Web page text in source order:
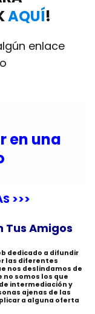
AQUÍ!
enlace
en una
>>>
Tus Amigos
dedicado a difundir
las diferentes
nos deslindamos de
somos los que
intermediación y
ajenas de las
a alguna oferta